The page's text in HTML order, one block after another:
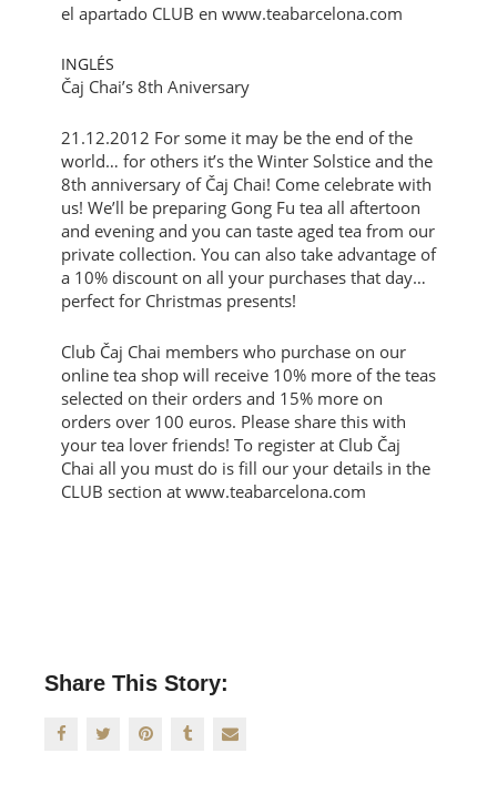
el apartado CLUB en www.teabarcelona.com
INGLÉS
Čaj Chai’s 8th Aniversary
21.12.2012 For some it may be the end of the
world… for others it’s the Winter Solstice and the
8th anniversary of Čaj Chai! Come celebrate with
us! We’ll be preparing Gong Fu tea all aftertoon
and evening and you can taste aged tea from our
private collection. You can also take advantage of
a 10% discount on all your purchases that day…
perfect for Christmas presents!
Club Čaj Chai members who purchase on our
online tea shop will receive 10% more of the teas
selected on their orders and 15% more on
orders over 100 euros. Please share this with
your tea lover friends! To register at Club Čaj
Chai all you must do is fill our your details in the
CLUB section at www.teabarcelona.com
Share This Story: